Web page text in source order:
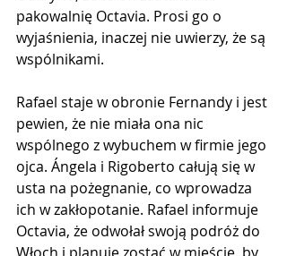
pakowalnię Octavia. Prosi go o
wyjaśnienia, inaczej nie uwierzy, że są
wspólnikami.
Rafael staje w obronie Fernandy i jest
pewien, że nie miała ona nic
wspólnego z wybuchem w firmie jego
ojca. Ángela i Rigoberto całują się w
usta na pożegnanie, co wprowadza
ich w zakłopotanie. Rafael informuje
Octavia, że odwołał swoją podróż do